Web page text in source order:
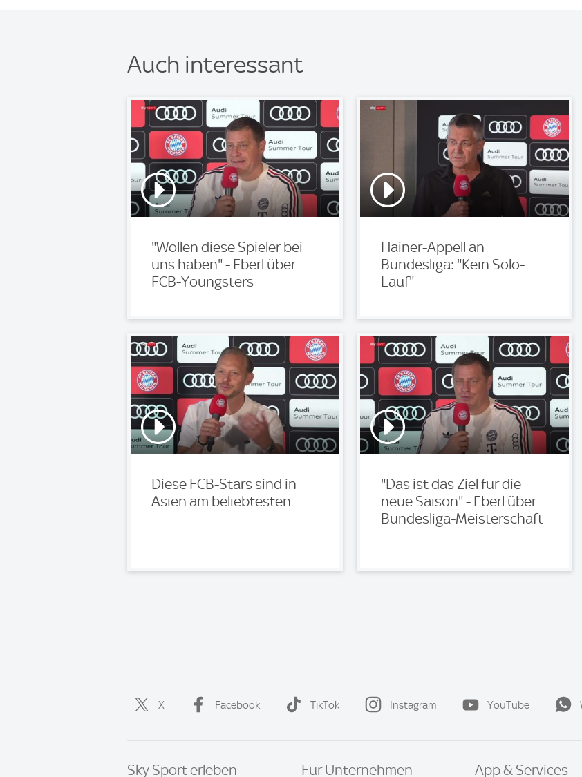
Auch interessant
"Wollen diese Spieler bei
uns haben" - Eberl über
FCB-Youngsters
Hainer-Appell an
Bundesliga: "Kein Solo-
Lauf"
Diese FCB-Stars sind in
Asien am beliebtesten
"Das ist das Ziel für die
neue Saison" - Eberl über
Bundesliga-Meisterschaft
X Facebook TikTok Instagram YouTube
Sky Sport erleben Für Unternehmen App & Services